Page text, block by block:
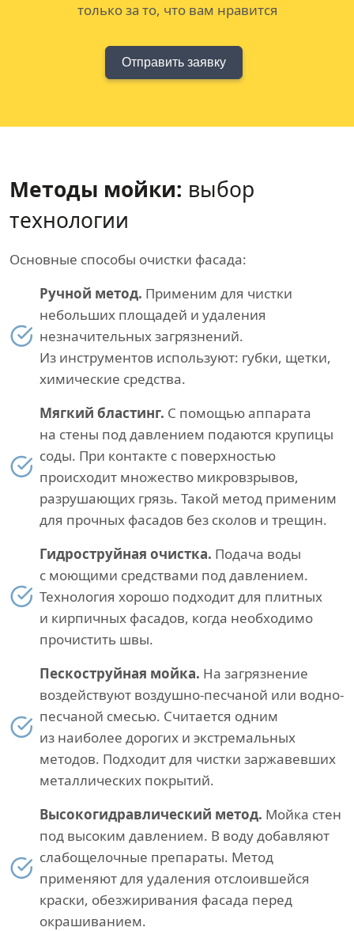
только за то, что вам нравится
Отправить заявку
Методы мойки: выбор
технологии
Основные способы очистки фасада:
Ручной метод. Применим для чистки
небольших площадей и удаления
незначительных загрязнений.
Из инструментов используют: губки, щетки,
химические средства.
Мягкий бластинг. С помощью аппарата
на стены под давлением подаются крупицы
соды. При контакте с поверхностью
происходит множество микровзрывов,
разрушающих грязь. Такой метод применим
для прочных фасадов без сколов и трещин.
Гидроструйная очистка. Подача воды
с моющими средствами под давлением.
Технология хорошо подходит для плитных
и кирпичных фасадов, когда необходимо
прочистить швы.
Пескоструйная мойка. На загрязнение
воздействуют воздушно-песчаной или водно-
песчаной смесью. Считается одним
из наиболее дорогих и экстремальных
методов. Подходит для чистки заржавевших
металлических покрытий.
Высокогидравлический метод. Мойка стен
под высоким давлением. В воду добавляют
слабощелочные препараты. Метод
применяют для удаления отслоившейся
краски, обезжиривания фасада перед
окрашиванием.